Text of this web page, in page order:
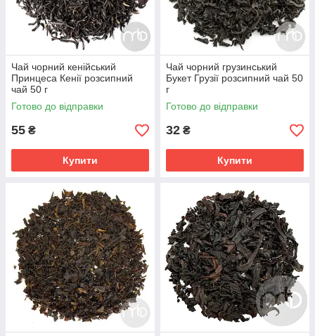
Чай чорний кенійський
Принцеса Кенії розсипний
чай 50 г
Готово до відправки
55 ₴
Купити
Чай чорний грузинський
Букет Грузії розсипний чай 50
г
Готово до відправки
32 ₴
Купити